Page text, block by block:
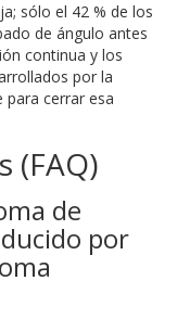
sólo el 42 % de los
de ángulo antes
continua y los
por la
para cerrar esa
(FAQ)
de
por